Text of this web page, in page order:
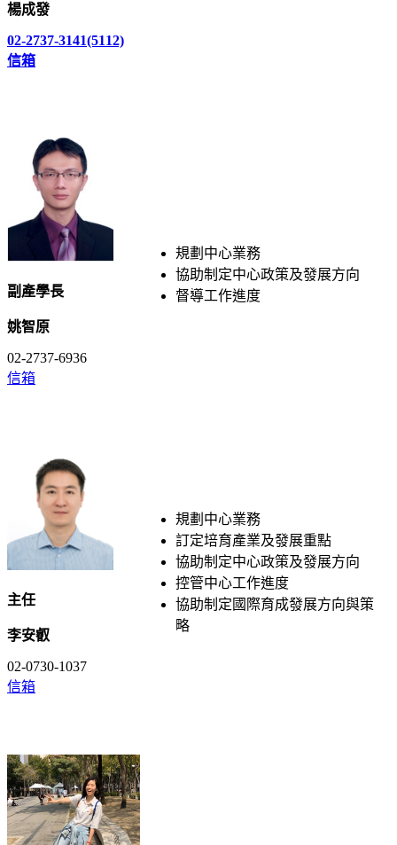
楊成發
02-2737-3141(5112)
信箱
副產學長
姚智原
02-2737-6936
信箱
規劃中心業務
協助制定中心政策及發展方向
督導工作進度
主任
李安叡
02-0730-1037
信箱
規劃中心業務
訂定培育產業及發展重點
協助制定中心政策及發展方向
控管中心工作進度
協助制定國際育成發展方向與策
略